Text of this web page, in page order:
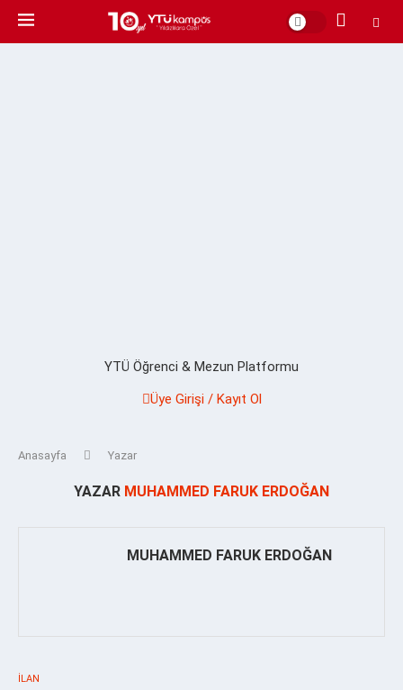
YTÜ Öğrenci & Mezun Platformu
Üye Girişi / Kayıt Ol
Anasayfa Yazar
YAZAR MUHAMMED FARUK ERDOĞAN
MUHAMMED FARUK ERDOĞAN
İLAN